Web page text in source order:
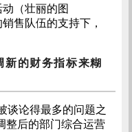
（壮丽的图
售队伍的支持下，
的财务指标来糊
谈论得最多的问题之
整后的部门综合运营